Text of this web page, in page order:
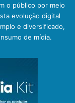
o público por meio
evolução digital
e diversificado,
de mídia.